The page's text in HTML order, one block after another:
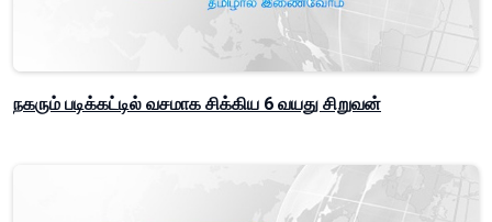
நகரும் படிக்கட்டில் வசமாக சிக்கிய 6 வயது சிறுவன்